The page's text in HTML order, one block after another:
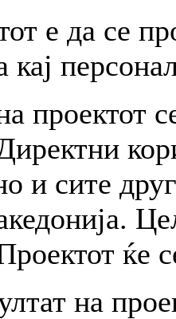
е да се
кај
проектот
и сите
ќе
на